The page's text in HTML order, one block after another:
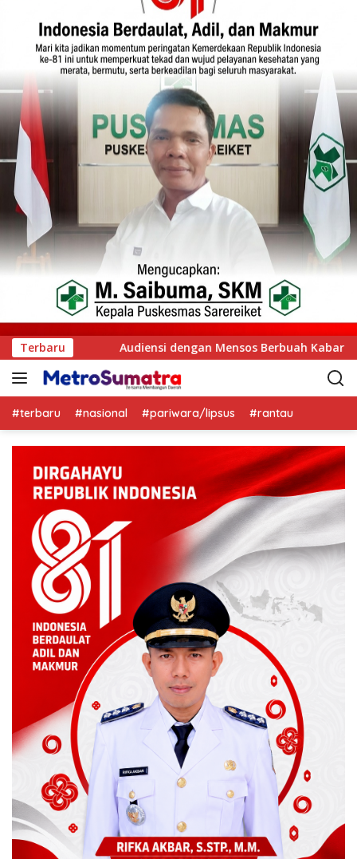
Terbaru
Kabar Baik, Saifullah Yusuf Dijadwalkan Buka Pacu Jalur
#terbaru #nasional #pariwara/lipsus #rantau